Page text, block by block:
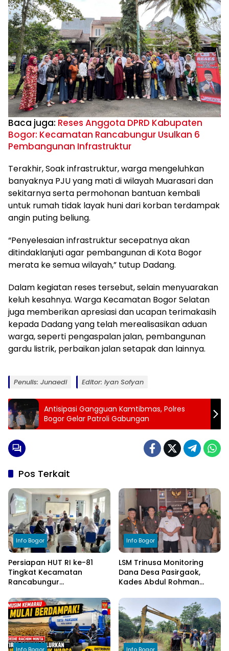
Baca juga: Reses Anggota DPRD Kabupaten
Bogor: Kecamatan Rancabungur Usulkan 6
Pembangunan Infrastruktur
Terakhir, Soak infrastruktur, warga mengeluhkan
banyaknya PJU yang mati di wilayah Muarasari dan
sekitarnya serta permohonan bantuan kembali
untuk rumah tidak layak huni dari korban terdampak
angin puting beliung.
“Penyelesaian infrastruktur secepatnya akan
ditindaklanjuti agar pembangunan di Kota Bogor
merata ke semua wilayah,” tutup Dadang.
Dalam kegiatan reses tersebut, selain menyuarakan
keluh kesahnya. Warga Kecamatan Bogor Selatan
juga memberikan apresiasi dan ucapan terimakasih
kepada Dadang yang telah merealisasikan aduan
warga, seperti pengaspalan jalan, pembangunan
gardu listrik, perbaikan jalan setapak dan lainnya.
Penulis: Junaedi Editor: Iyan Sofyan
Antisipasi Gangguan Kamtibmas, Polres
Bogor Gelar Patroli Gabungan
Pos Terkait
Info Bogor
Persiapan HUT RI ke-81
Tingkat Kecamatan
Rancabungur
Cimulang, Libatkan Seluruh
Elemen Masyarakat
Info Bogor
LSM Trinusa Monitoring
Dana Desa Pasirgaok,
Kades Abdul Rohman
Transparansi Pengelolaan
Anggaran